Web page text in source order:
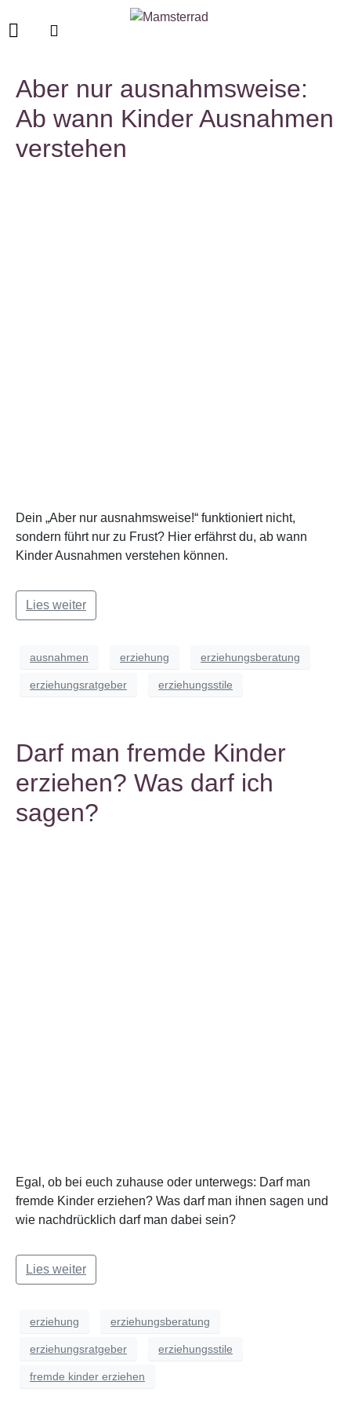
Aber nur ausnahmsweise:
Ab wann Kinder Ausnahmen
verstehen
Dein „Aber nur ausnahmsweise!“ funktioniert nicht,
sondern führt nur zu Frust? Hier erfährst du, ab wann
Kinder Ausnahmen verstehen können.
Lies weiter
ausnahmen erziehung erziehungsberatung
erziehungsratgeber erziehungsstile
Darf man fremde Kinder
erziehen? Was darf ich
sagen?
Egal, ob bei euch zuhause oder unterwegs: Darf man
fremde Kinder erziehen? Was darf man ihnen sagen und
wie nachdrücklich darf man dabei sein?
Lies weiter
erziehung erziehungsberatung
erziehungsratgeber erziehungsstile
fremde kinder erziehen